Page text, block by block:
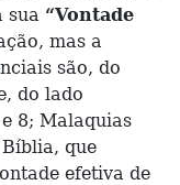
sua “Vontade
mas a
são, do
do lado
8; Malaquias
que
efetiva de